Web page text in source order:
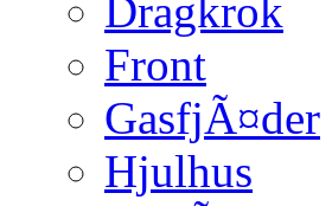
Dragkrok
Front
GasfjÃ¤der
Hjulhus